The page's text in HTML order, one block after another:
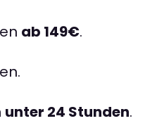
ab 149€.
unter 24 Stunden.